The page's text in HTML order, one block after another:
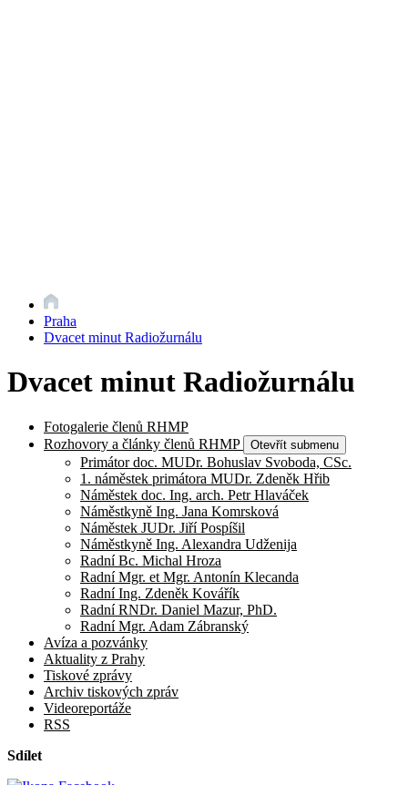
Praha
Dvacet minut Radiožurnálu
Dvacet minut Radiožurnálu
Fotogalerie členů RHMP
Rozhovory a články členů RHMP
Otevřít submenu
Primátor doc. MUDr. Bohuslav Svoboda, CSc.
1. náměstek primátora MUDr. Zdeněk Hřib
Náměstek doc. Ing. arch. Petr Hlaváček
Náměstkyně Ing. Jana Komrsková
Náměstek JUDr. Jiří Pospíšil
Náměstkyně Ing. Alexandra Udženija
Radní Bc. Michal Hroza
Radní Mgr. et Mgr. Antonín Klecanda
Radní Ing. Zdeněk Kovářík
Radní RNDr. Daniel Mazur, PhD.
Radní Mgr. Adam Zábranský
Avíza a pozvánky
Aktuality z Prahy
Tiskové zprávy
Archiv tiskových zpráv
Videoreportáže
RSS
Sdílet